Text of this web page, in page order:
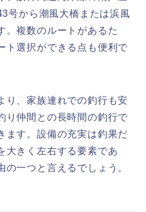
号から潮風大橋または浜風
。複数のルートがあるた
ト選択ができる点も便利で
り、家族連れでの釣行も安
り仲間との長時間の釣行で
ます。設備の充実は釣果だ
大きく左右する要素であ
の一つと言えるでしょう。